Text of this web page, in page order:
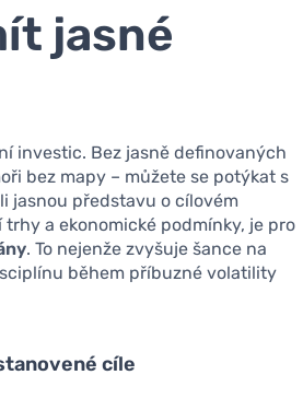
jasné
investic. Bez jasně definovaných
bez mapy – můžete se potýkat s
jasnou představu o cílovém
a ekonomické podmínky, je pro
. To nejenže zvyšuje šance na
během příbuzné volatility
cíle